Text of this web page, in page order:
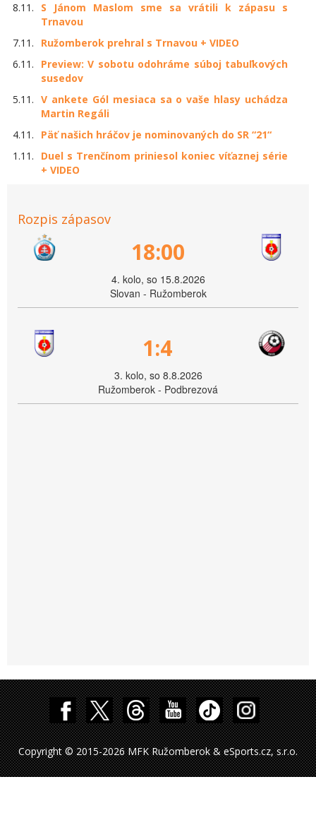
8.11.
S Jánom Maslom sme sa vrátili k zápasu s
Trnavou
7.11.
Ružomberok prehral s Trnavou + VIDEO
6.11.
Preview: V sobotu odohráme súboj tabuľkových
susedov
5.11. V ankete Gól mesiaca sa o vaše hlasy uchádza
Martin Regáli
4.11.
Päť našich hráčov je nominovaných do SR “21“
1.11.
Duel s Trenčínom priniesol koniec víťaznej série
+ VIDEO
Rozpis zápasov
18:00
4. kolo, so 15.8.2026
Slovan - Ružomberok
1:4
3. kolo, so 8.8.2026
Ružomberok - Podbrezová
Copyright © 2015-2026 MFK Ružomberok & eSports.cz, s.r.o.